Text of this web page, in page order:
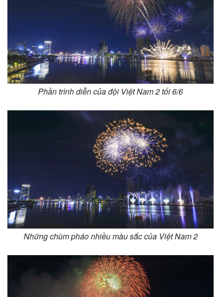
Pháp luật
Vụ án
Tin nóng
Tư vấn luật
Quân sự - Quốc phòng
Vũ khí
Việt Nam
Phân tích
Phần trình diễn của đội Việt Nam 2 tối 6/6
Những chùm pháo nhiều màu sắc của Việt Nam 2